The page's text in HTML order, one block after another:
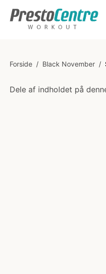
Forside / Black November /
Dele af indholdet på